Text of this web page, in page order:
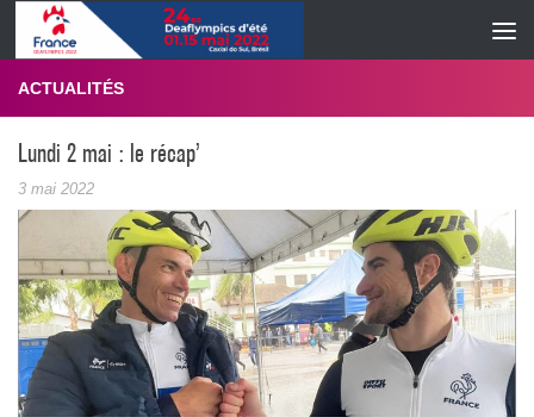
Skip to content
ACTUALITÉS
Lundi 2 mai : le récap’
3 mai 2022